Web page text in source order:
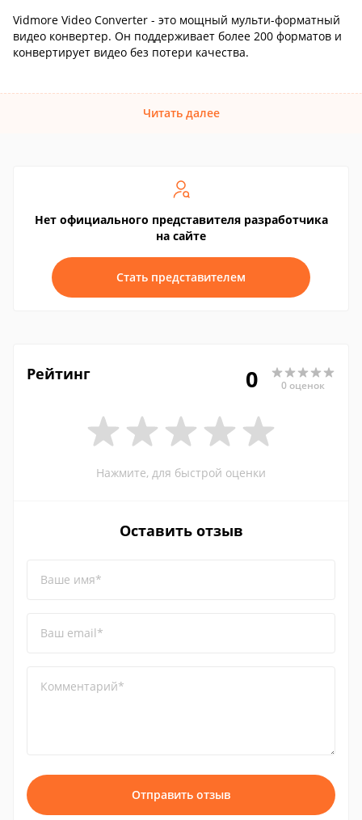
Vidmore Video Converter - это мощный мульти-форматный
видео конвертер. Он поддерживает более 200 форматов и
конвертирует видео без потери качества.
Читать далее
Нет официального представителя разработчика
на сайте
Стать представителем
Рейтинг 0 0 оценок
Нажмите, для быстрой оценки
Оставить отзыв
Ваше имя*
Ваш email*
Комментарий*
Отправить отзыв